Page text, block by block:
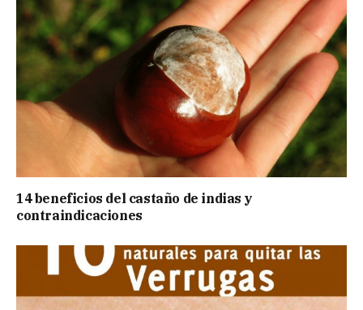
14 beneficios del castaño de indias y
contraindicaciones